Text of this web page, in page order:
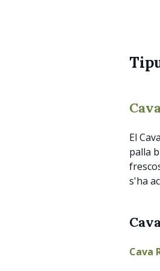
El
palla
s'ha
Cava